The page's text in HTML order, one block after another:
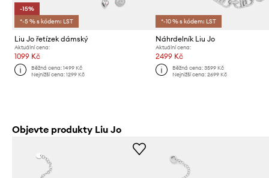
-15%
*-5 % s kódem: LST
Liu Jo řetízek dámský
Aktuální cena:
1099 Kč
Běžná cena:1499 Kč
Nejnižší cena:1299 Kč
*-10 % s kódem: LST
Náhrdelník Liu Jo
Aktuální cena:
2499 Kč
Běžná cena: 3599 Kč
Nejnižší cena: 2699 Kč
Objevte produkty Liu Jo